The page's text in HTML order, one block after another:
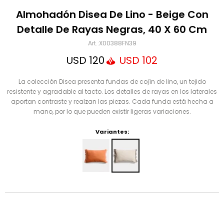
Almohadón Disea De Lino - Beige Con
Detalle De Rayas Negras, 40 X 60 Cm
X00388FN39
USD 120 USD 102
La colección Disea presenta fundas de cojín de lino, un tejido
resistente y agradable al tacto. Los detalles de rayas en los laterales
aportan contraste y realzan las piezas. Cada funda está hecha a
mano, por lo que pueden existir ligeras variaciones.
Variantes:
Mensaje